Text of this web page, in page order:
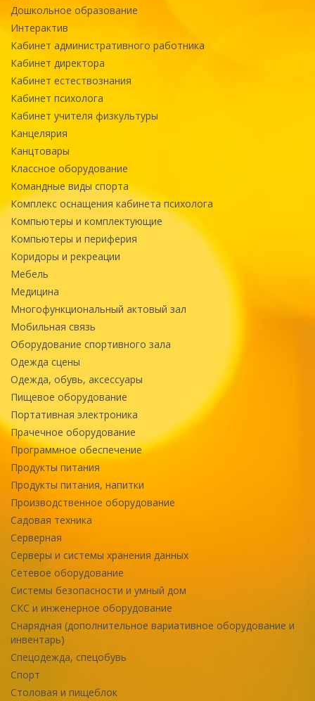
Дошкольное образование
Интерактив
Кабинет административного работника
Кабинет директора
Кабинет естествознания
Кабинет психолога
Кабинет учителя физкультуры
Канцелярия
Канцтовары
Классное оборудование
Командные виды спорта
Комплекс оснащения кабинета психолога
Компьютеры и комплектующие
Компьютеры и периферия
Коридоры и рекреации
Мебель
Медицина
Многофункциональный актовый зал
Мобильная связь
Оборудование спортивного зала
Одежда сцены
Одежда, обувь, аксессуары
Пищевое оборудование
Портативная электроника
Прачечное оборудование
Программное обеспечение
Продукты питания
Продукты питания, напитки
Производственное оборудование
Садовая техника
Серверная
Серверы и системы хранения данных
Сетевое оборудование
Системы безопасности и умный дом
СКС и инженерное оборудование
Снарядная (дополнительное вариативное оборудование и
инвентарь)
Спецодежда, спецобувь
Спорт
Столовая и пищеблок